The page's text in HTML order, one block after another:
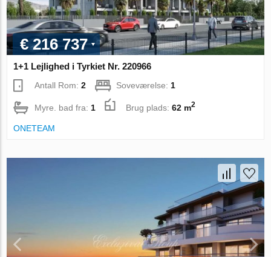
€ 216 737
1+1 Lejlighed i Tyrkiet Nr. 220966
Antall Rom:2 Soveværelse: 1
Myre. bad fra: 1 Brug plads:62 m2
ONETEAM